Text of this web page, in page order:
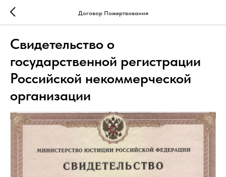
Договор Пожертвования
Свидетельство о
государственной регистрации
Российской некоммерческой
организации